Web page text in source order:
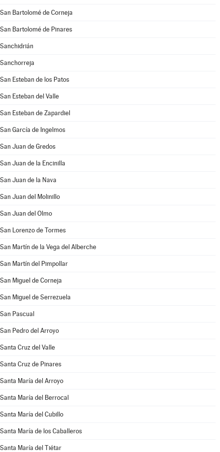
San Bartolomé de Corneja
San Bartolomé de Pinares
Sanchidrián
Sanchorreja
San Esteban de los Patos
San Esteban del Valle
San Esteban de Zapardiel
San García de Ingelmos
San Juan de Gredos
San Juan de la Encinilla
San Juan de la Nava
San Juan del Molinillo
San Juan del Olmo
San Lorenzo de Tormes
San Martín de la Vega del Alberche
San Martín del Pimpollar
San Miguel de Corneja
San Miguel de Serrezuela
San Pascual
San Pedro del Arroyo
Santa Cruz del Valle
Santa Cruz de Pinares
Santa María del Arroyo
Santa María del Berrocal
Santa María del Cubillo
Santa María de los Caballeros
Santa María del Tiétar